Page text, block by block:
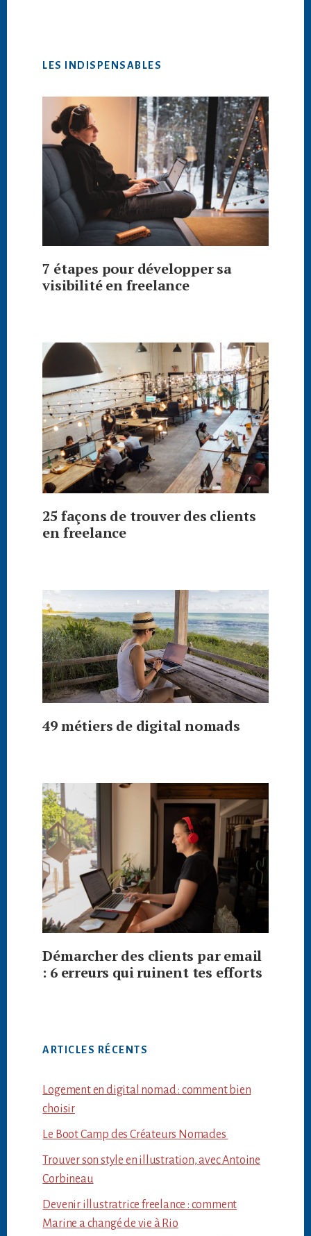
LES INDISPENSABLES
7 étapes pour développer sa
visibilité en freelance
25 façons de trouver des clients
en freelance
49 métiers de digital nomads
Démarcher des clients par email
: 6 erreurs qui ruinent tes efforts
ARTICLES RÉCENTS
Logement en digital nomad : comment bien
choisir
Le Boot Camp des Créateurs Nomades
Trouver son style en illustration, avec Antoine
Corbineau
Devenir illustratrice freelance : comment
Marine a changé de vie à Rio